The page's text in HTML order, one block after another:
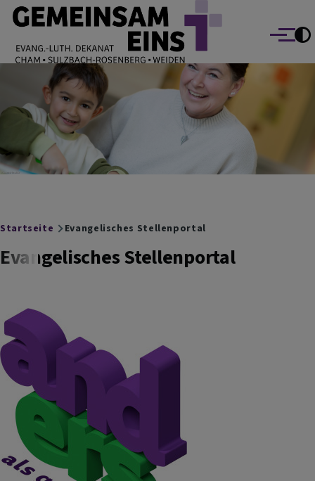
Direkt zum Inhalt
EVANG.-LUTH. DEKANAT GEMEINSAM EINS
Cham Sulzbach-Rosenberg Weiden
Menü
Breadcrumb
Startseite Evangelisches Stellenportal
Evangelisches Stellenportal